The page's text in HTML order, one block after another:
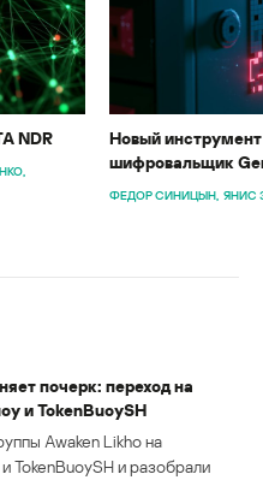
NDR
Новый
шифровальщик
ФЕДОР СИНИЦЫН ЯНИС
почерк: переход на
и TokenBuoySH
Awaken Likho на
TokenBuoySH и разобрали